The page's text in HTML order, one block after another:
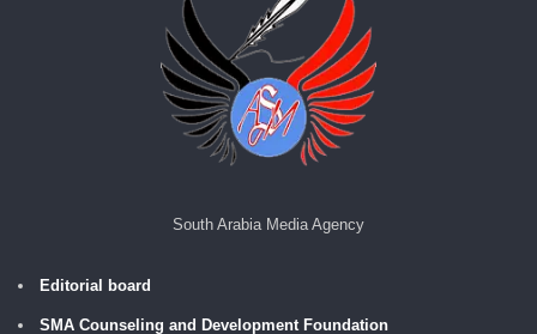
South Arabia Media Agency
Editorial board
SMA Counseling and Development Foundation